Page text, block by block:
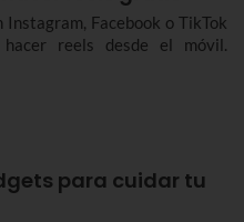
Facebook o TikTok
reels desde el móvil.
para cuidar tu